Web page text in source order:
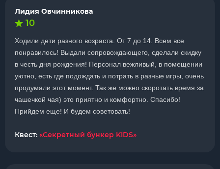
Лидия Овчинникова
10
Ходили дети разного возраста. От 7 до 14. Всем все
понравилось! Выдали сопровождающего, сделали скидку
в честь дня рождения! Персонал вежливый, в помещении
уютно, есть где подождать и потрать в разные игры, очень
продумали этот момент. Так же можно скоротать время за
чашечкой чая) это приятно и комфортно. Спасибо!
Прийдем еще! И будем советовать!
Квест: «Секретный бункер KIDS»